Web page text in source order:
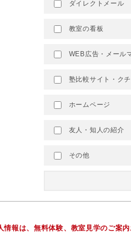
ダイレクトメール
教室の看板
WEB広告・メール
塾比較サイト・ク
ホームページ
友人・知人の紹介
その他
情報は、無料体験、教室見学のご案